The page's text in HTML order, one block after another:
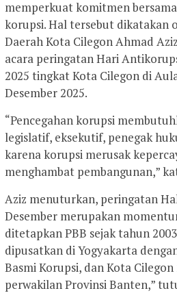
memperkuat komitmen
korupsi. Hal tersebut dikatakan
Daerah Kota Cilegon Ahmad
acara peringatan Hari
2025 tingkat Kota Cilegon di
Desember 2025.
“Pencegahan korupsi
legislatif, eksekutif, penegak
karena korupsi merusak
menghambat pembangunan,”
Aziz menuturkan, peringatan
Desember merupakan
ditetapkan PBB sejak tahun
dipusatkan di Yogyakarta
Basmi Korupsi, dan Kota
perwakilan Provinsi Banten,”